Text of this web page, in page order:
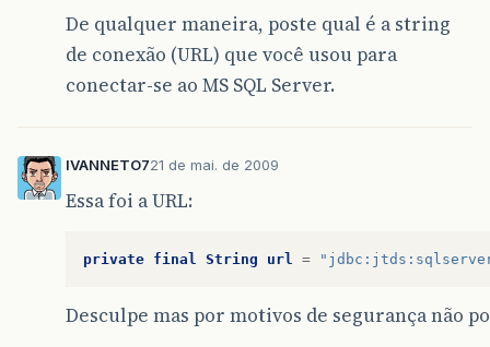
De qualquer maneira, poste qual é a string
de conexão (URL) que você usou para
conectar-se ao MS SQL Server.
IVANNETO721 de mai. de 2009
Essa foi a URL:
private final String url =
Desculpe mas por motivos de segurança não